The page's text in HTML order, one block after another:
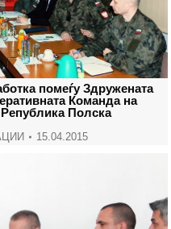
помеѓу Здружената
Команда на
Полска
15.04.2015